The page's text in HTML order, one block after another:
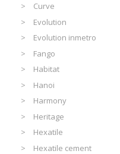
Curve
Evolution
Evolution inmetro
Fango
Habitat
Hanoi
Harmony
Heritage
Hexatile
Hexatile cement